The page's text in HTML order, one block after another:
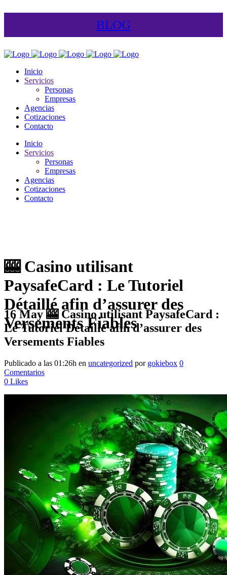
BLOG
Inicio
Servicios
Personas
Empresas
Agencias
Cotizaciones
Contacto
Inicio
Servicios
Personas
Empresas
Agencias
Cotizaciones
Contacto
🎰 Casino utilisant
PaysafeCard : Le Tutoriel
Détaillé afin d’assurer des
Versements Fiables
16 May🎰 Casino utilisant PaysafeCard :
Le Tutoriel Détaillé afin d’assurer des
Versements Fiables
Publicado a las 01:26h en uncategorized por gokiebox 0
Comentarios
0 Likes